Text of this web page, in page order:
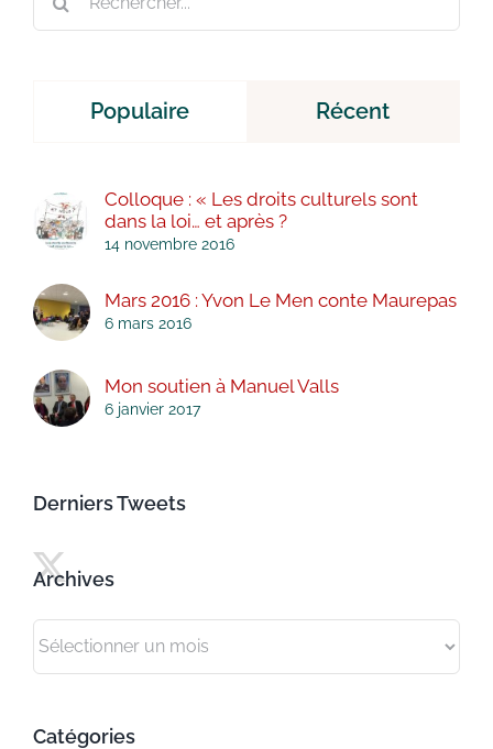
Populaire Récent
Colloque : « Les droits culturels sont
dans la loi… et après ?
14 novembre 2016
Mars 2016 : Yvon Le Men conte Maurepas
6 mars 2016
Mon soutien à Manuel Valls
6 janvier 2017
Derniers Tweets
Archives
Archives
Catégories